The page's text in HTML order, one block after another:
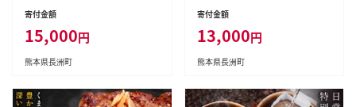
馬刺し《30日以内に出荷予定（土
馬肉 馬刺し 馬 ユッケ ネギトロ
たれ 生姜付き 送料無料 富士商
7_15000_250g---
寄付金額
15,000円
熊本県長洲町
刺し《30日以内に出荷予定（土日
肉 馬刺し 馬 赤身 上赤身 たれ
生姜付き 送料無料 富士商株式
_13000_160g---
寄付金額
13,000円
熊本県長洲町